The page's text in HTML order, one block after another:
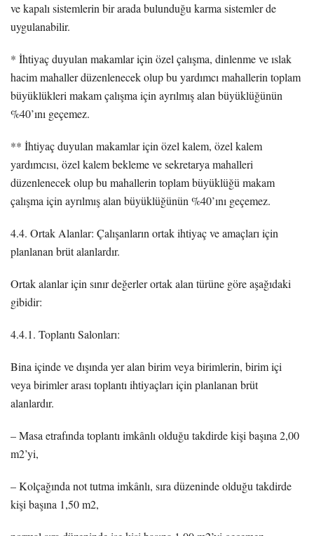
ve kapalı sistemlerin bir arada bulunduğu karma sistemler de
uygulanabilir.
* İhtiyaç duyulan makamlar için özel çalışma, dinlenme ve ıslak
hacim mahaller düzenlenecek olup bu yardımcı mahallerin toplam
büyüklükleri makam çalışma için ayrılmış alan büyüklüğünün
%40’ını geçemez.
** İhtiyaç duyulan makamlar için özel kalem, özel kalem
yardımcısı, özel kalem bekleme ve sekretarya mahalleri
düzenlenecek olup bu mahallerin toplam büyüklüğü makam
çalışma için ayrılmış alan büyüklüğünün %40’ını geçemez.
4.4. Ortak Alanlar: Çalışanların ortak ihtiyaç ve amaçları için
planlanan brüt alanlardır.
Ortak alanlar için sınır değerler ortak alan türüne göre aşağıdaki
gibidir:
4.4.1. Toplantı Salonları:
Bina içinde ve dışında yer alan birim veya birimlerin, birim içi
veya birimler arası toplantı ihtiyaçları için planlanan brüt
alanlardır.
– Masa etrafında toplantı imkânlı olduğu takdirde kişi başına 2,00
m2’yi,
– Kolçağında not tutma imkânlı, sıra düzeninde olduğu takdirde
kişi başına 1,50 m2,